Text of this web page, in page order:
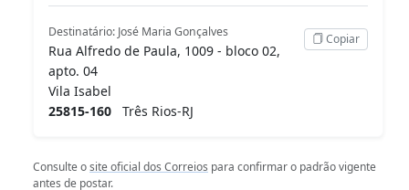
Destinatário: José Maria Gonçalves
Rua Alfredo de Paula, 1009 - bloco 02,
apto. 04
Vila Isabel
25815-160 Três Rios-RJ
Copiar
Consulte osite oficial dos Correios para confirmar o padrão vigente
antes de postar.